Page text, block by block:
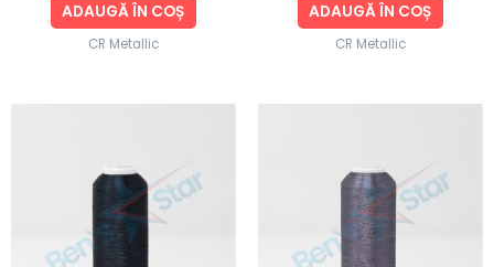
ADAUGĂ ÎN COȘ
CR Metallic
ADAUGĂ ÎN COȘ
CR Metallic